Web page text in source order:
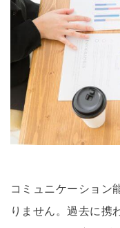
コミュニケーション
りません。過去に携